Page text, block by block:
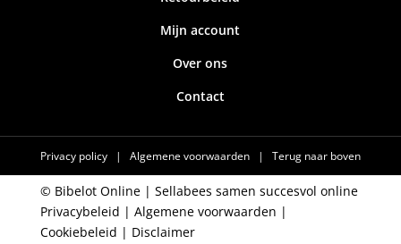
Mijn account
Over ons
Contact
Privacy policy | Algemene voorwaarden | Terug naar boven
© Bibelot Online | Sellabees samen succesvol online
Privacybeleid | Algemene voorwaarden |
Cookiebeleid | Disclaimer